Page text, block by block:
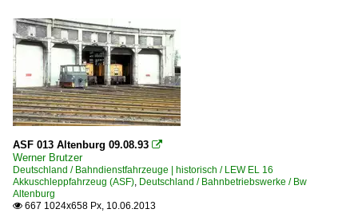
ASF 013 Altenburg 09.08.93 
Werner Brutzer
Deutschland / Bahndienstfahrzeuge | historisch / LEW EL 16
Akkuschleppfahrzeug (ASF), Deutschland / Bahnbetriebswerke / Bw
Altenburg
 667 1024x658 Px, 10.06.2013